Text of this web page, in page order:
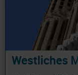
Westliches